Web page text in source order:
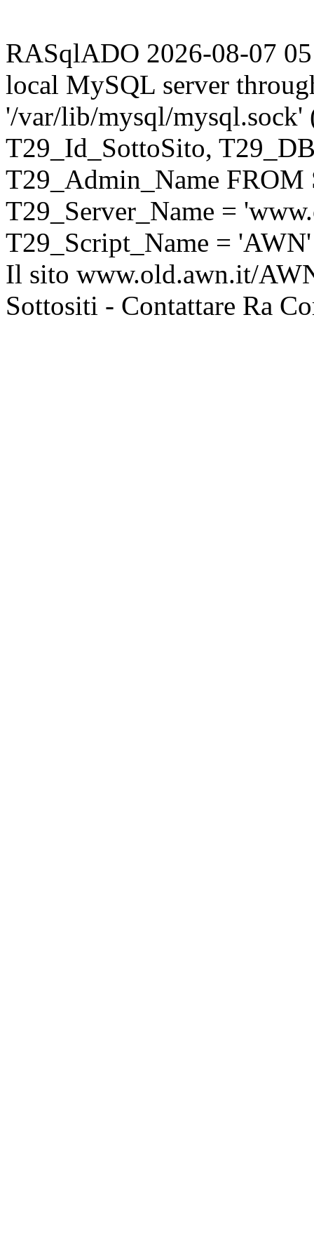
RASqlADO 2026-08-07
local MySQL server
'/var/lib/mysql/mysql.sock'
T29_Id_SottoSito,
T29_Admin_Name
T29_Server_Name =
T29_Script_Name = 'AWN'
Il sito www.old.awn.it/
Sottositi - Contattare Ra